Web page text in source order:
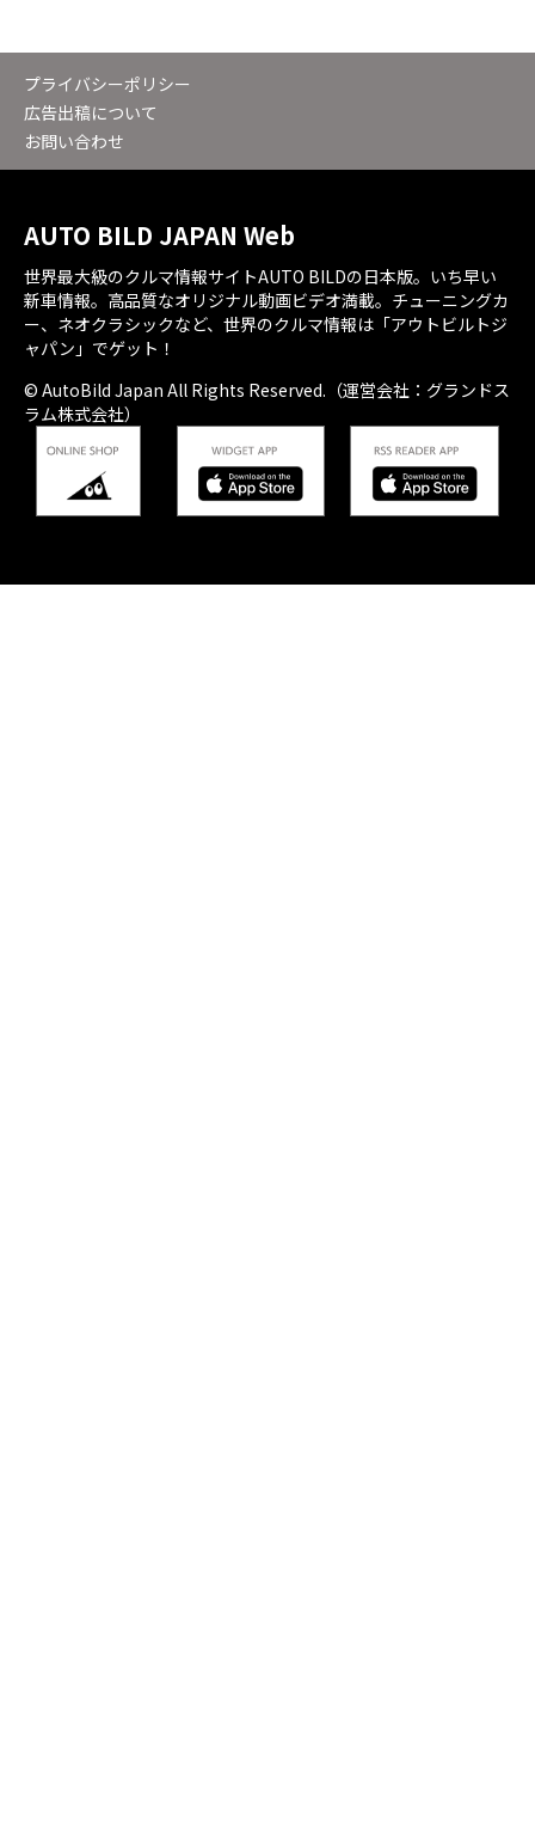
プライバシーポリシー
広告出稿について
お問い合わせ
AUTO BILD JAPAN Web
世界最大級のクルマ情報サイトAUTO BILDの日本版。いち早い
新車情報。高品質なオリジナル動画ビデオ満載。チューニングカ
ー、ネオクラシックなど、世界のクルマ情報は「アウトビルトジ
ャパン」でゲット！
© AutoBild Japan All Rights Reserved.（運営会社：グランドス
ラム株式会社）